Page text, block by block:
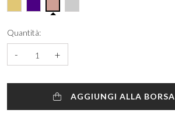
Quantità:
- +
AGGIUNGI ALLA BORSA